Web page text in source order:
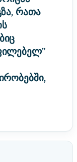
რათა